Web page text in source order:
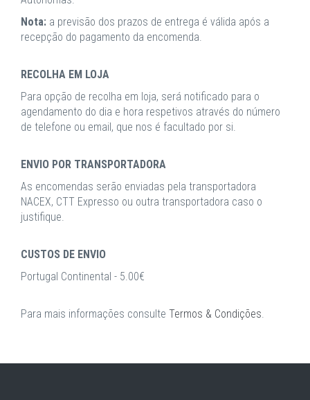
Nota: a previsão dos prazos de entrega é válida após a
recepção do pagamento da encomenda.
RECOLHA EM LOJA
Para opção de recolha em loja, será notificado para o
agendamento do dia e hora respetivos através do número
de telefone ou email, que nos é facultado por si.
ENVIO POR TRANSPORTADORA
As encomendas serão enviadas pela transportadora
NACEX, CTT Expresso ou outra transportadora caso o
justifique.
CUSTOS DE ENVIO
Portugal Continental - 5.00€
Para mais informações consulte Termos & Condições.